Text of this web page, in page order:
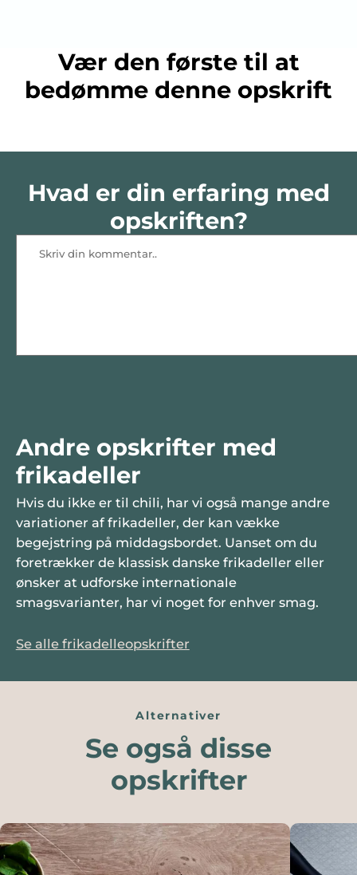
Vær den første til at
bedømme denne opskrift
Hvad er din erfaring med
opskriften?
Andre opskrifter med
frikadeller
Hvis du ikke er til chili, har vi også mange andre
variationer af frikadeller, der kan vække
begejstring på middagsbordet. Uanset om du
foretrækker de klassisk danske frikadeller eller
ønsker at udforske internationale
smagsvarianter, har vi noget for enhver smag.
Se alle frikadelleopskrifter
Alternativer
Se også disse
opskrifter